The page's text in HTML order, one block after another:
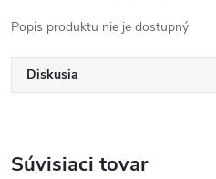
Popis produktu nie je dostupný
Diskusia
Súvisiaci tovar